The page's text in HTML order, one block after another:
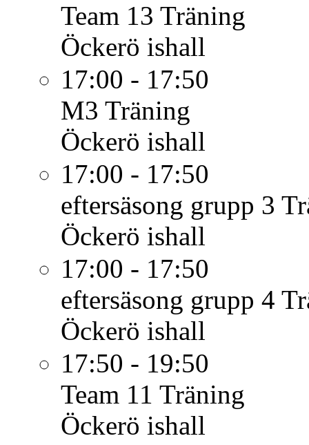
Team 13 Träning
Öckerö ishall
17:00 - 17:50
M3 Träning
Öckerö ishall
17:00 - 17:50
eftersäsong grupp 3
Öckerö ishall
17:00 - 17:50
eftersäsong grupp 4
Öckerö ishall
17:50 - 19:50
Team 11 Träning
Öckerö ishall